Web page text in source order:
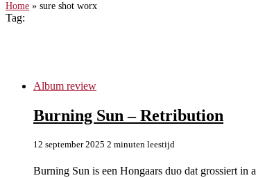
Home » sure shot worx
Tag:
Album review
Burning Sun – Retribution
12 september 2025 2 minuten leestijd
Burning Sun is een Hongaars duo dat grossiert